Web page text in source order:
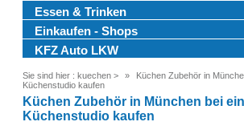
Essen & Trinken
Einkaufen - Shops
KFZ Auto LKW
Sie sind hier : kuechen >
Küchen Zubehör in
Küchenstudio kaufen
Küchen Zubehör in München bei
Küchenstudio kaufen